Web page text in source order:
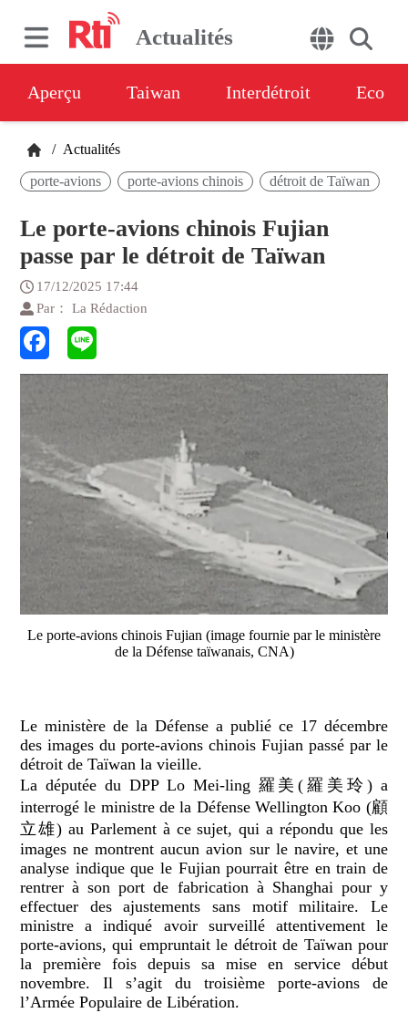
Actualités
Aperçu Taiwan Interdétroit Eco
/ Actualités
porte-avions porte-avions chinois détroit de Taïwan
Le porte-avions chinois Fujian
passe par le détroit de Taïwan
17/12/2025 17:44
Par： La Rédaction
Le porte-avions chinois Fujian (image fournie par le ministère
de la Défense taïwanais, CNA)
Le ministère de la Défense a publié ce 17 décembre
des images du porte-avions chinois Fujian passé par le
détroit de Taïwan la vieille.
La députée du DPP Lo Mei-ling 羅美(羅美玲) a
interrogé le ministre de la Défense Wellington Koo (顧
立雄) au Parlement à ce sujet, qui a répondu que les
images ne montrent aucun avion sur le navire, et une
analyse indique que le Fujian pourrait être en train de
rentrer à son port de fabrication à Shanghai pour y
effectuer des ajustements sans motif militaire. Le
ministre a indiqué avoir surveillé attentivement le
porte-avions, qui empruntait le détroit de Taïwan pour
la première fois depuis sa mise en service début
novembre. Il s’agit du troisième porte-avions de
l’Armée Populaire de Libération.